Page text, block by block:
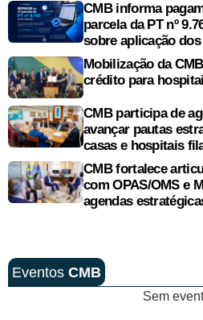
CMB informa
parcela da PT nº
sobre aplicação
Mobilização da
crédito para
CMB participa de
avançar pautas
casas e hospitais
CMB fortalece
com OPAS/OMS e
agendas
Eventos CMB
Sem